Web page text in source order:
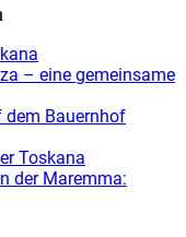
– eine gemeinsame
dem Bauernhof
Toskana
der Maremma: